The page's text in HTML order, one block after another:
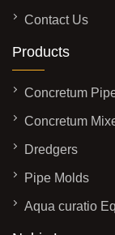
Contact Us
Products
Concretum
Concretum
Dredgers
Pipe Molds
Aqua curatio